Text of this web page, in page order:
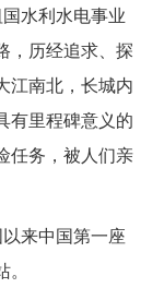
水利水电事业
，历经追求、探
江南北，长城内
有里程碑意义的
任务，被人们亲
来中国第一座